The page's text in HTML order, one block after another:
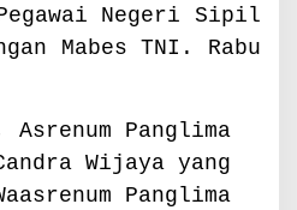
Negeri Sipil
Mabes TNI. Rabu
Asrenum Panglima
Wijaya yang
Panglima